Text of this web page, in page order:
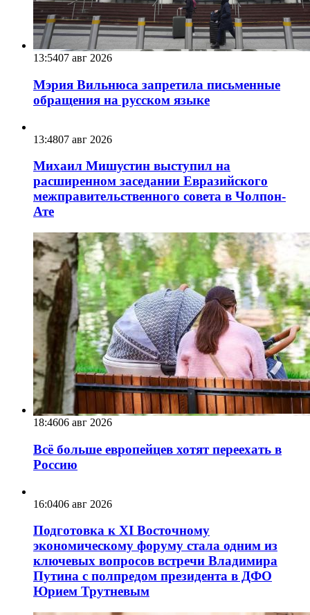
13:5407 авг 2026
Мэрия Вильнюса запретила письменные
обращения на русском языке
13:4807 авг 2026
Михаил Мишустин выступил на
расширенном заседании Евразийского
межправительственного совета в Чолпон-
Ате
18:4606 авг 2026
Всё больше европейцев хотят переехать в
Россию
16:0406 авг 2026
Подготовка к XI Восточному
экономическому форуму стала одним из
ключевых вопросов встречи Владимира
Путина с полпредом президента в ДФО
Юрием Трутневым